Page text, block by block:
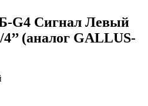
G4 Сигнал Левый
(аналог GALLUS-